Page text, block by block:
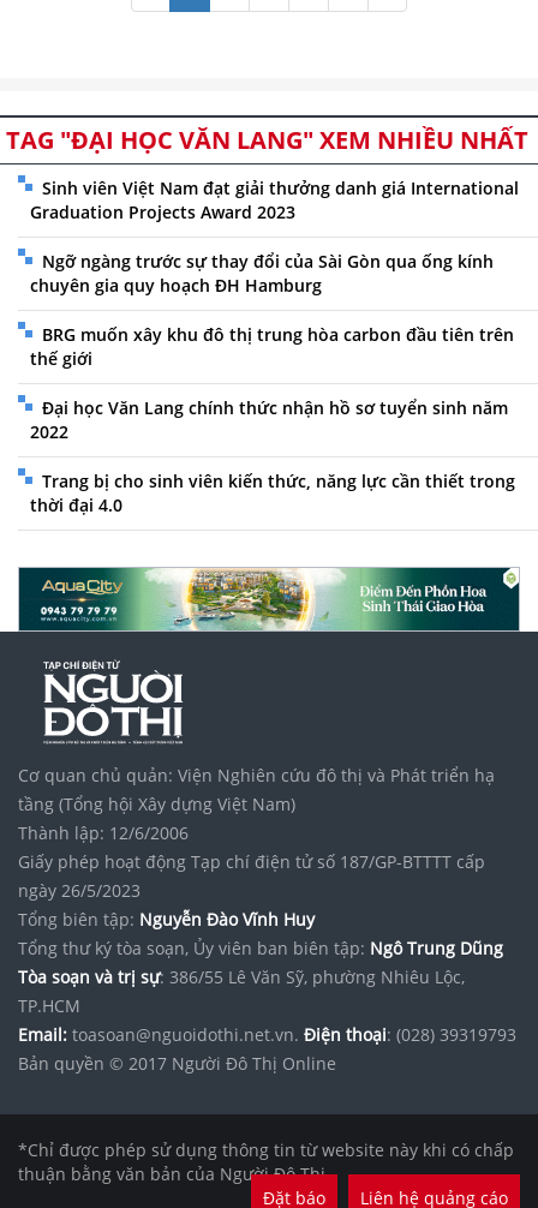
TAG "ĐẠI HỌC VĂN LANG" XEM NHIỀU NHẤT
Sinh viên Việt Nam đạt giải thưởng danh giá International
Graduation Projects Award 2023
Ngỡ ngàng trước sự thay đổi của Sài Gòn qua ống kính
chuyên gia quy hoạch ĐH Hamburg
BRG muốn xây khu đô thị trung hòa carbon đầu tiên trên
thế giới
Đại học Văn Lang chính thức nhận hồ sơ tuyển sinh năm
2022
Trang bị cho sinh viên kiến thức, năng lực cần thiết trong
thời đại 4.0
Cơ quan chủ quản: Viện Nghiên cứu đô thị và Phát triển hạ
tầng (Tổng hội Xây dựng Việt Nam)
Thành lập: 12/6/2006
Giấy phép hoạt động Tạp chí điện tử số 187/GP-BTTTT cấp
ngày 26/5/2023
Tổng biên tập: Nguyễn Đào Vĩnh Huy
Tổng thư ký tòa soạn, Ủy viên ban biên tập: Ngô Trung Dũng
Tòa soạn và trị sự: 386/55 Lê Văn Sỹ, phường Nhiêu Lộc,
TP.HCM
Email: toasoan@nguoidothi.net.vn. Điện thoại: (028) 39319793
Bản quyền © 2017 Người Đô Thị Online
*Chỉ được phép sử dụng thông tin từ website này khi có chấp
thuận bằng văn bản của Người Đô Thị.
Đặt báo
Liên hệ quảng cáo